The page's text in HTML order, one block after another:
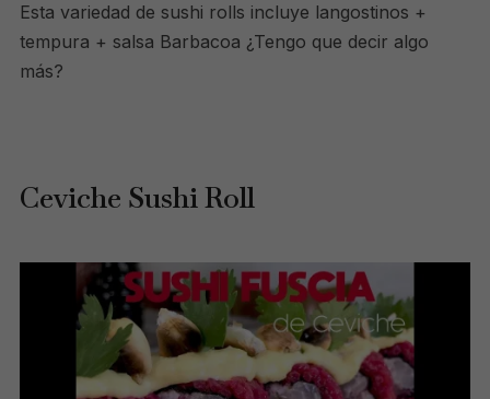
Esta variedad de sushi rolls incluye langostinos +
tempura + salsa Barbacoa ¿Tengo que decir algo
más?
Ceviche Sushi Roll